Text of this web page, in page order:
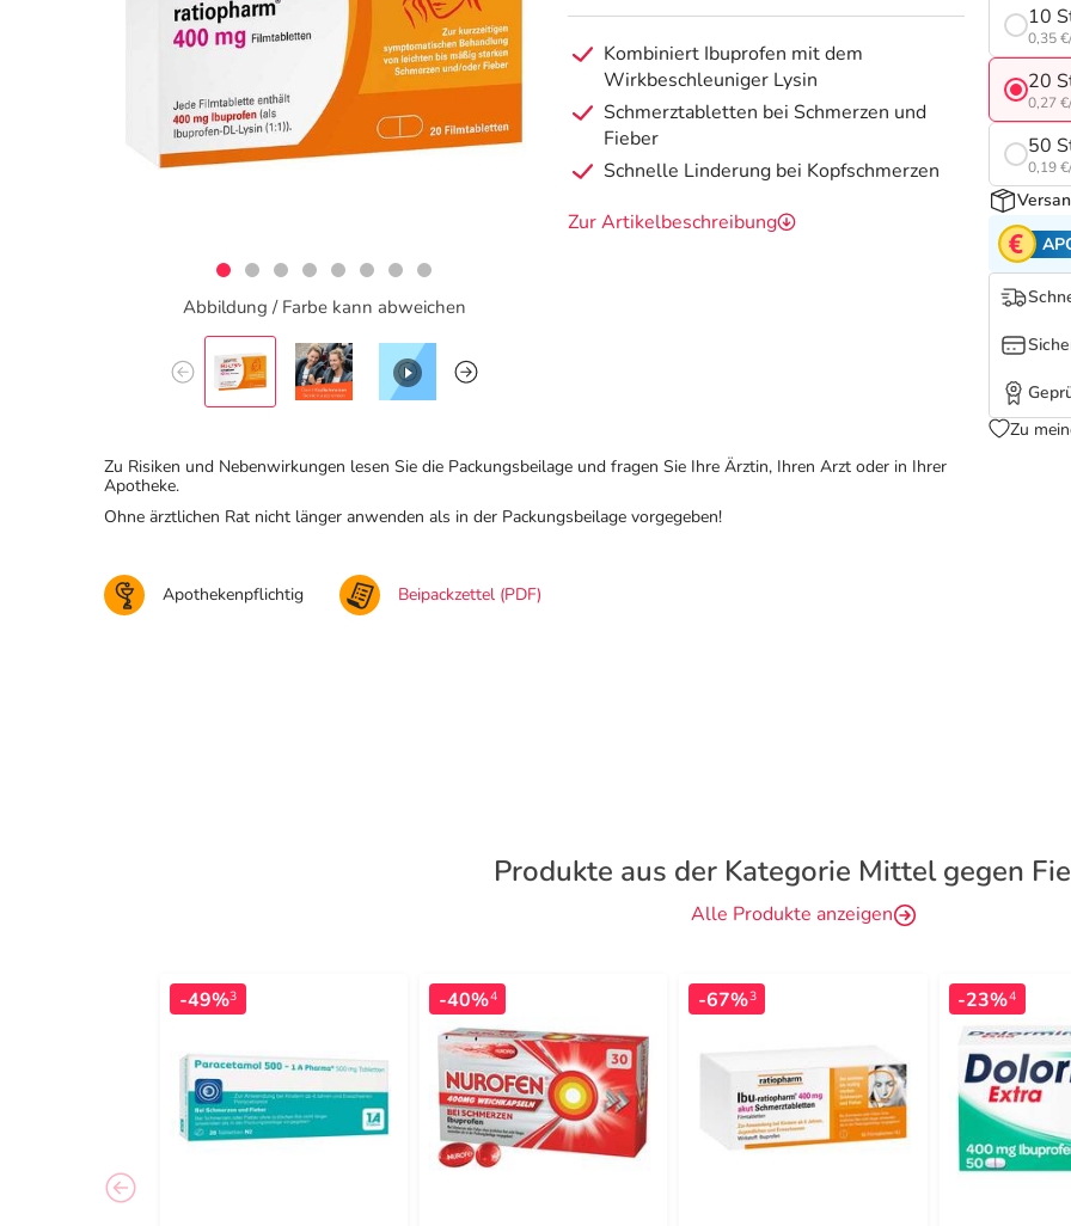
Abbildung / Farbe kann abweichen
Kombiniert Ibuprofen mit dem
Wirkbeschleuniger Lysin
Schmerztabletten bei Schmerzen und
Fieber
Schnelle Linderung bei Kopfschmerzen
Zur Artikelbeschreibung
10
0,35
20
0,27
50
0,19
Zu
Zu Risiken und Nebenwirkungen lesen Sie die Packungsbeilage und fragen Sie Ihre Ärztin, Ihren Arzt oder in Ihrer
Apotheke.
Ohne ärztlichen Rat nicht länger anwenden als in der Packungsbeilage vorgegeben!
Apothekenpflichtig Beipackzettel (PDF)
Produkte aus der Kategorie Mittel gegen
Alle Produkte anzeigen
-49%3 -40%4 -67%3 -23%4